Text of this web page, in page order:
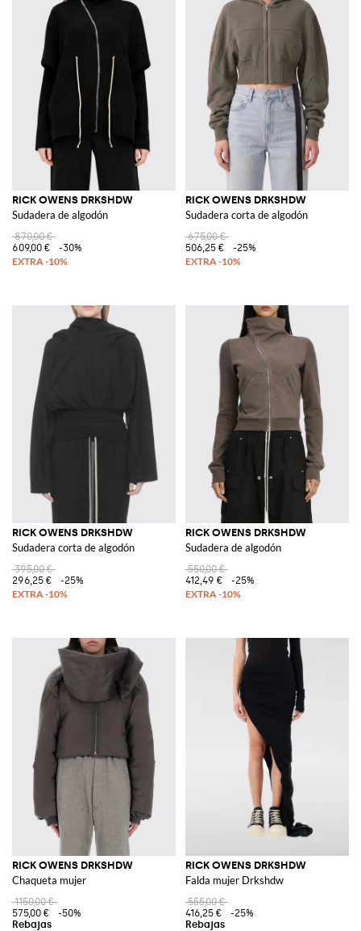
RICK OWENS DRKSHDW
Sudadera de algodón
870,00 €
609,00 €
-30%
RICK OWENS DRKSHDW
Sudadera corta de algodón
675,00 €
506,25 €
-25%
RICK OWENS DRKSHDW
Sudadera corta de algodón
395,00 €
296,25 €
-25%
RICK OWENS DRKSHDW
Sudadera de algodón
550,00 €
412,49 €
-25%
RICK OWENS DRKSHDW
Chaqueta mujer
1150,00 €
575,00 €
-50%
RICK OWENS DRKSHDW
Falda mujer Drkshdw
555,00 €
416,25 €
-25%